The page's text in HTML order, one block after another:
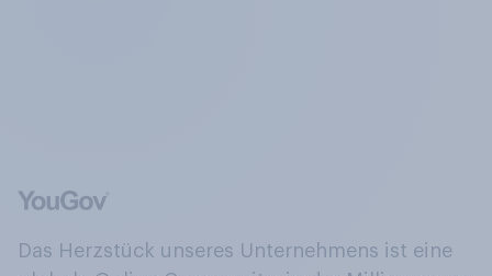
Das Herzstück unseres Unternehmens ist eine